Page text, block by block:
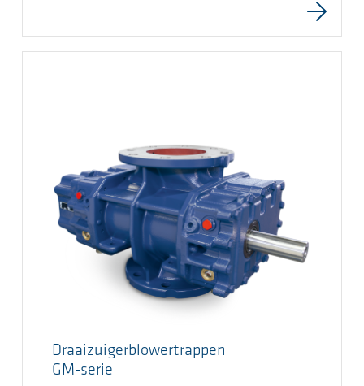
Draaizuigerblowertrappen
GM-serie